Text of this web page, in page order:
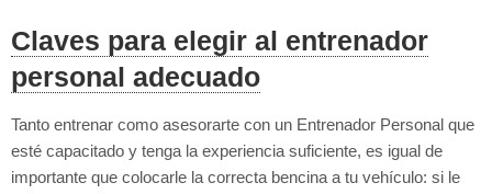
Claves para elegir al entrenador
personal adecuado
Tanto entrenar como asesorarte con un Entrenador Personal que
esté capacitado y tenga la experiencia suficiente, es igual de
importante que colocarle la correcta bencina a tu vehículo: si le